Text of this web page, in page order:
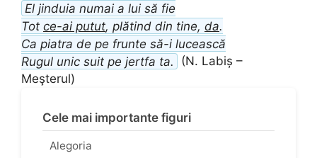
El jinduia numai a lui să fie
Tot ce-ai putut, plătind din tine, da.
Ca piatra de pe frunte să-i lucească
Rugul unic suit pe jertfa ta.
(N. Labiș –
Meşterul)
Cele mai importante figuri
Alegoria